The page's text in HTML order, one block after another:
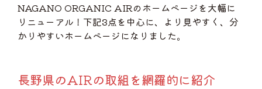
NAGANO ORGANIC AIRのホームページを大幅に
リニューアル！下記3点を中心に、より見やすく、分
かりやすいホームページになりました。
長野県のAIRの取組を網羅的に紹介